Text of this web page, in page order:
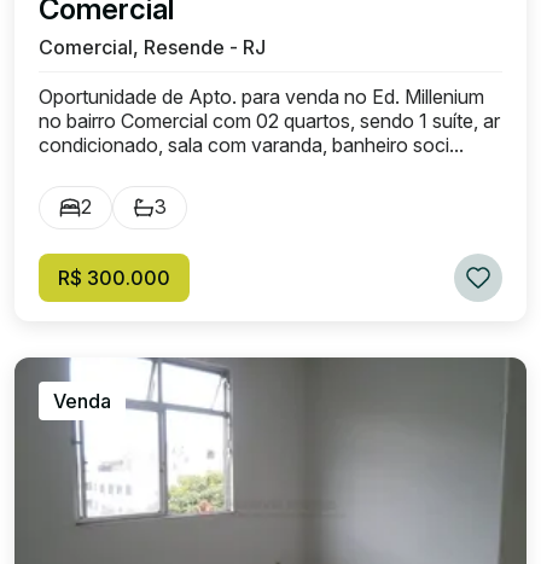
Comercial
Comercial, Resende - RJ
Oportunidade de Apto. para venda no Ed. Millenium
no bairro Comercial com 02 quartos, sendo 1 suíte, ar
condicionado, sala com varanda, banheiro soci...
2 3
R$ 300.000
Venda